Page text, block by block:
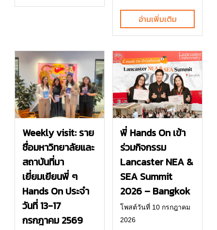
อ่านเพิ่มเติม
Weekly visit: ราย
ชื่อมหาวิทยาลัยและ
สถาบันที่มา
เยี่ยมเยียนพี่ ๆ
Hands On ประจำ
วันที่ 13-17
กรกฎาคม 2569
พี่ Hands On เข้า
ร่วมกิจกรรม
Lancaster NEA &
SEA Summit
2026 – Bangkok
โพสต์วันที่ 10 กรกฎาคม
2026